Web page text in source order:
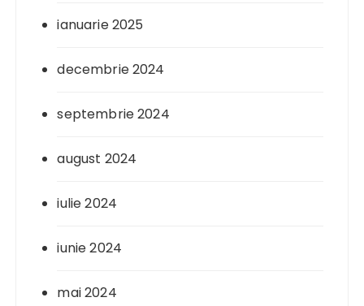
ianuarie 2025
decembrie 2024
septembrie 2024
august 2024
iulie 2024
iunie 2024
mai 2024